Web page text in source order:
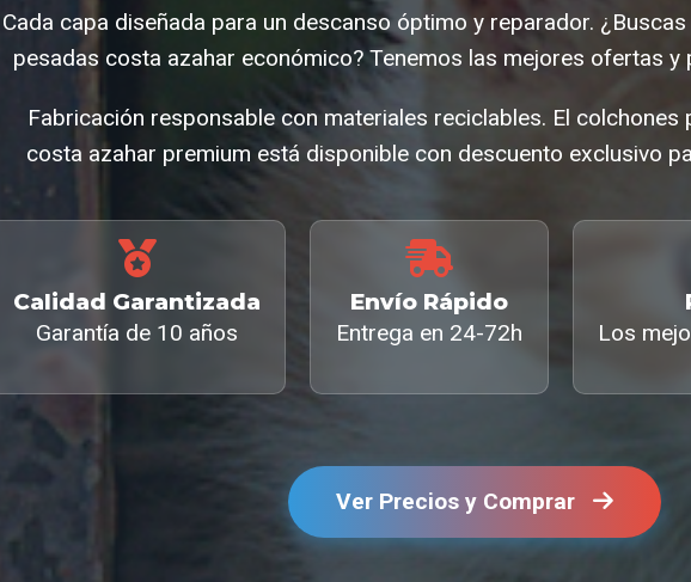
Cada capa diseñada para un descanso óptimo y reparador.
pesadas costa azahar económico? Tenemos las mejores ofertas y
Fabricación responsable con materiales reciclables. El colchones
costa azahar premium está disponible con descuento exclusivo
Calidad Garantizada
Garantía de 10 años
Envío Rápido
Entrega en 24-72h
Los
Ver Precios y Comprar